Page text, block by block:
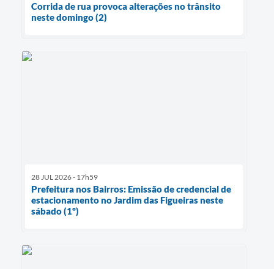
Corrida de rua provoca alterações no trânsito
neste domingo (2)
28 JUL 2026 - 17h59
Prefeitura nos Bairros: Emissão de credencial de
estacionamento no Jardim das Figueiras neste
sábado (1º)